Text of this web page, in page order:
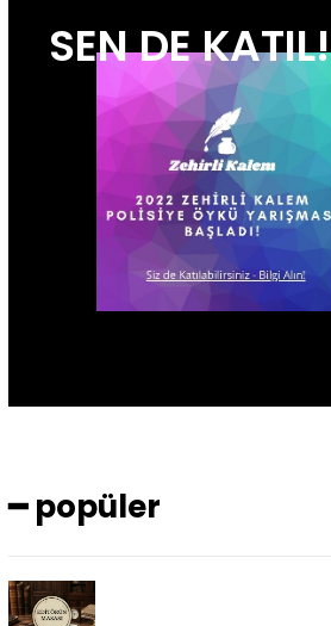
SEN DE KATIL!
━ popüler